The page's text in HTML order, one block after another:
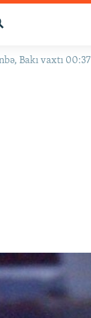
Bakı vaxtı 00:37